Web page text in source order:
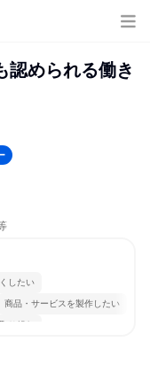
認められる働き
したい
商品・サービスを製作したい
り組む